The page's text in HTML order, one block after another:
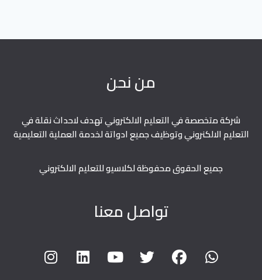
من نحن
شركة متخصصة في التعليم الالكتروني تهدف لاحداث نقلة في
التعليم الالكنروني وتوظيف جميع ادواتة لخدمة العملية التعليمية
جميع الحقوق محفوظة لكلاسيو للتعليم الالكتروني
تواصل معنا